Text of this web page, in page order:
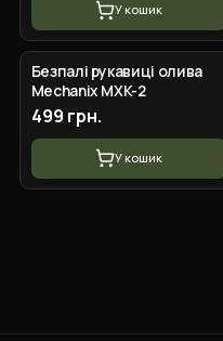
У кошик
+3вар.
Безпалі рукавиці олива
Mechanix MXK-2
499 грн.
У кошик